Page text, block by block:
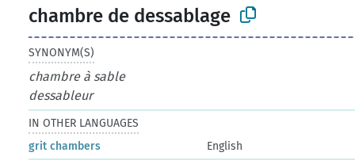
chambre de dessablage
SYNONYM(S)
chambre à sable
dessableur
IN OTHER LANGUAGES
grit chambers
English